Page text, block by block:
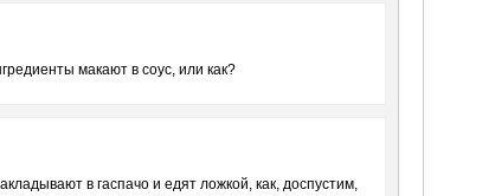
макают в соус, или как?
в гаспачо и едят ложкой, как, доспустим,